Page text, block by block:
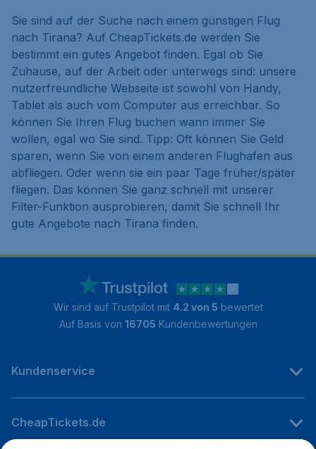
Sie sind auf der Suche nach einem günstigen Flug
nach Tirana? Auf CheapTickets.de werden Sie
bestimmt ein gutes Angebot finden. Egal ob Sie
Zuhause, auf der Arbeit oder unterwegs sind: unsere
nutzerfreundliche Webseite ist sowohl von Handy,
Tablet als auch vom Computer aus erreichbar. So
können Sie Ihren Flug buchen wann immer Sie
wollen, egal wo Sie sind. Tipp: Oft können Sie Geld
sparen, wenn Sie von einem anderen Flughafen aus
abfliegen. Oder wenn sie ein paar Tage früher/später
fliegen. Das können Sie ganz schnell mit unserer
Filter-Funktion ausprobieren, damit Sie schnell Ihr
gute Angebote nach Tirana finden.
Wir sind auf Trustpilot mit 4.2 von 5 bewertet
Auf Basis von 16705 Kundenbewertungen
Kundenservice
CheapTickets.de